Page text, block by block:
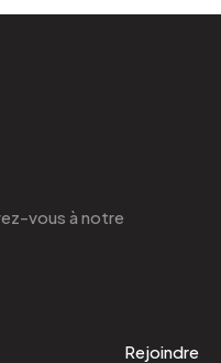
vous à notre
Rejoindre